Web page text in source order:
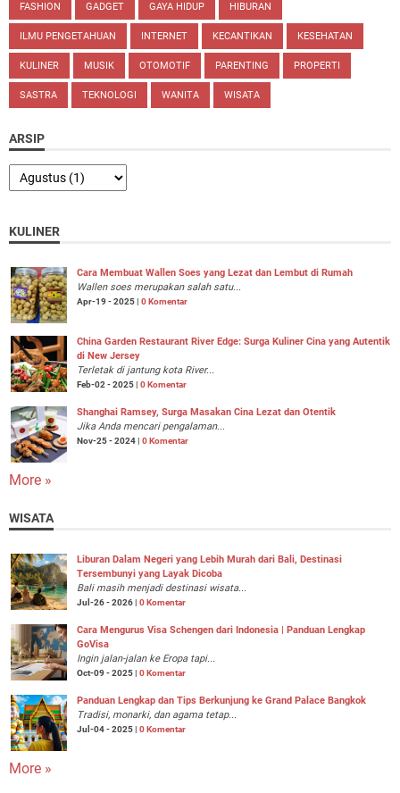
FASHION GADGET GAYA HIDUP HIBURAN
ILMU PENGETAHUAN INTERNET KECANTIKAN KESEHATAN
KULINER MUSIK OTOMOTIF PARENTING PROPERTI
SASTRA TEKNOLOGI WANITA WISATA
ARSIP
KULINER
Cara Membuat Wallen Soes yang Lezat dan Lembut di Rumah
Wallen soes merupakan salah satu...
Apr-19 - 2025 | 0 Komentar
China Garden Restaurant River Edge: Surga Kuliner Cina yang Autentik
di New Jersey
Terletak di jantung kota River...
Feb-02 - 2025 | 0 Komentar
Shanghai Ramsey, Surga Masakan Cina Lezat dan Otentik
Jika Anda mencari pengalaman...
Nov-25 - 2024 | 0 Komentar
More »
WISATA
Liburan Dalam Negeri yang Lebih Murah dari Bali, Destinasi
Tersembunyi yang Layak Dicoba
Bali masih menjadi destinasi wisata...
Jul-26 - 2026 | 0 Komentar
Cara Mengurus Visa Schengen dari Indonesia | Panduan Lengkap
GoVisa
Ingin jalan-jalan ke Eropa tapi...
Oct-09 - 2025 | 0 Komentar
Panduan Lengkap dan Tips Berkunjung ke Grand Palace Bangkok
Tradisi, monarki, dan agama tetap...
Jul-04 - 2025 | 0 Komentar
More »